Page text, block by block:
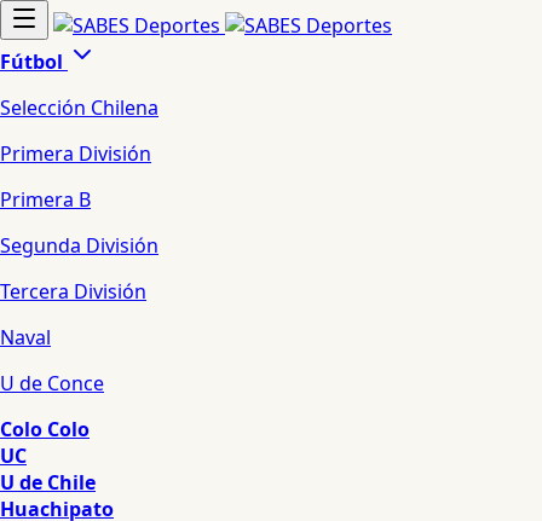
Fútbol
Selección Chilena
Primera División
Primera B
Segunda División
Tercera División
Naval
U de Conce
Colo Colo
UC
U de Chile
Huachipato